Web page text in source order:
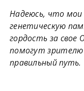
Надеюсь, что
генетическую
гордость за
помогут зрителю
правильный путь.